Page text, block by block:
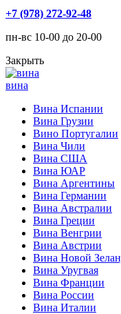
+7 (978) 272-92-48
пн-вс 10-00 до 20-00
Закрыть
вина
Вина Испании
Вина Грузии
Вино Португалии
Вина Чили
Вина США
Вина ЮАР
Вина Аргентины
Вина Германии
Вина Австралии
Вина Греции
Вина Венгрии
Вина Австрии
Вина Новой
Вина Уругвая
Вина Франции
Вина России
Вина Италии